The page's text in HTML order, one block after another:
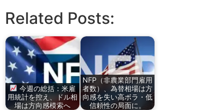
Related Posts:
今週の総括：米雇
用統計を控え、ドル相
場は方向感模索へ
NFP（非農業部門雇用
者数）、為替相場は方
向感を失い高ボラ・低
信頼性の局面に。